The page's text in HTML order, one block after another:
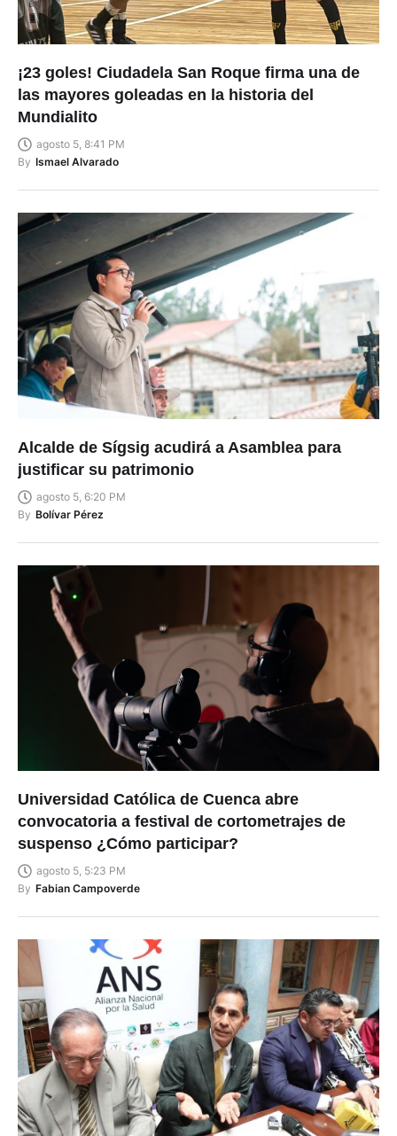
¡23 goles! Ciudadela San Roque firma una de
las mayores goleadas en la historia del
Mundialito
agosto 5, 8:41 PM
By Ismael Alvarado
Alcalde de Sígsig acudirá a Asamblea para
justificar su patrimonio
agosto 5, 6:20 PM
By Bolívar Pérez
Universidad Católica de Cuenca abre
convocatoria a festival de cortometrajes de
suspenso ¿Cómo participar?
agosto 5, 5:23 PM
By Fabian Campoverde